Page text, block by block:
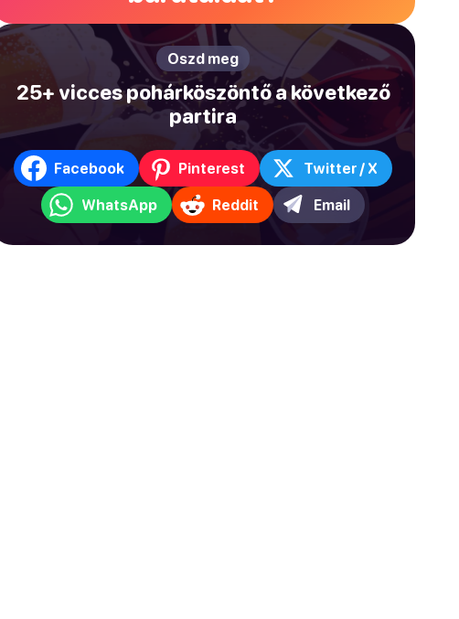
Oszd meg
25+ vicces pohárköszöntő a következő
partira
Facebook Pinterest Twitter / X
WhatsApp Reddit Email